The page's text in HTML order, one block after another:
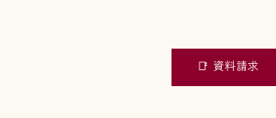
📑 資料請求